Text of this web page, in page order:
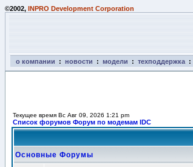
©2002, INPRO Development Corporation
о компании : новости : модели : техподдержка :
Текущее время Вс Авг 09, 2026 1:21 pm
Список форумов Форум по модемам IDC
Основные Форумы